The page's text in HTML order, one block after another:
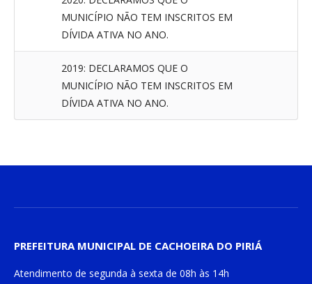
MUNICÍPIO NÃO TEM INSCRITOS EM
DÍVIDA ATIVA NO ANO.
2019: DECLARAMOS QUE O
MUNICÍPIO NÃO TEM INSCRITOS EM
DÍVIDA ATIVA NO ANO.
PREFEITURA MUNICIPAL DE CACHOEIRA DO PIRIÁ
Atendimento de segunda à sexta de 08h às 14h